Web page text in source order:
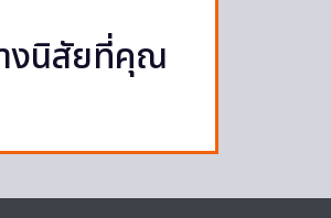
งนิสัยที่คุณ